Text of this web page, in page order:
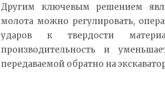
Другим ключевым решением
молота можно регулировать,
ударов к твердости
производительность и
передаваемой обратно на